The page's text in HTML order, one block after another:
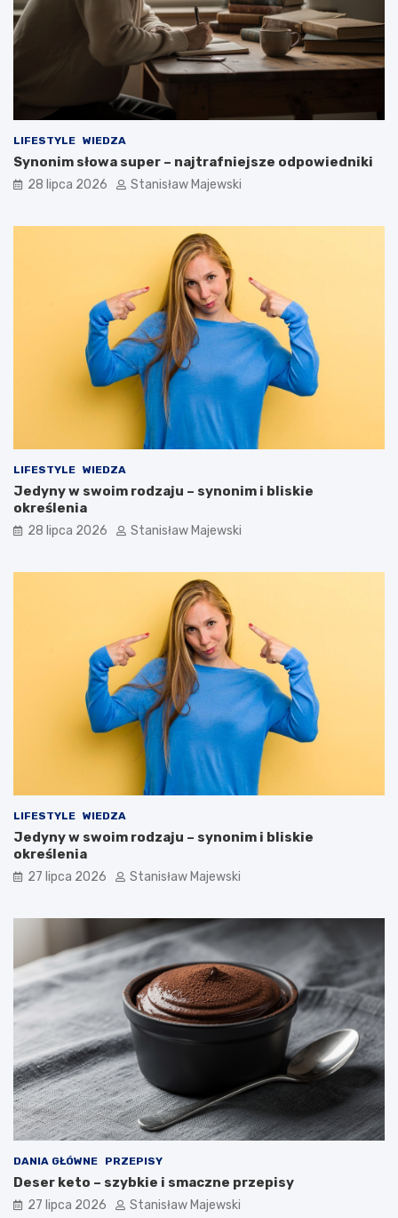
LIFESTYLE WIEDZA
Synonim słowa super – najtrafniejsze odpowiedniki
28 lipca 2026 Stanisław Majewski
LIFESTYLE WIEDZA
Jedyny w swoim rodzaju – synonim i bliskie
określenia
28 lipca 2026 Stanisław Majewski
LIFESTYLE WIEDZA
Jedyny w swoim rodzaju – synonim i bliskie
określenia
27 lipca 2026 Stanisław Majewski
DANIA GŁÓWNE PRZEPISY
Deser keto – szybkie i smaczne przepisy
27 lipca 2026 Stanisław Majewski